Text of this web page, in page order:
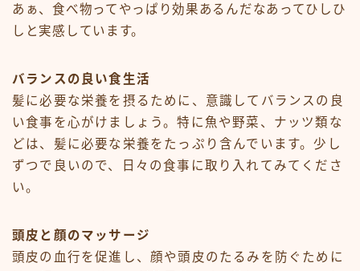
あぁ、食べ物ってやっぱり効果あるんだなあってひしひ
しと実感しています。
バランスの良い食生活
髪に必要な栄養を摂るために、意識してバランスの良
い食事を心がけましょう。特に魚や野菜、ナッツ類な
どは、髪に必要な栄養をたっぷり含んでいます。少し
ずつで良いので、日々の食事に取り入れてみてくださ
い。
頭皮と顔のマッサージ
頭皮の血行を促進し、顔や頭皮のたるみを防ぐために